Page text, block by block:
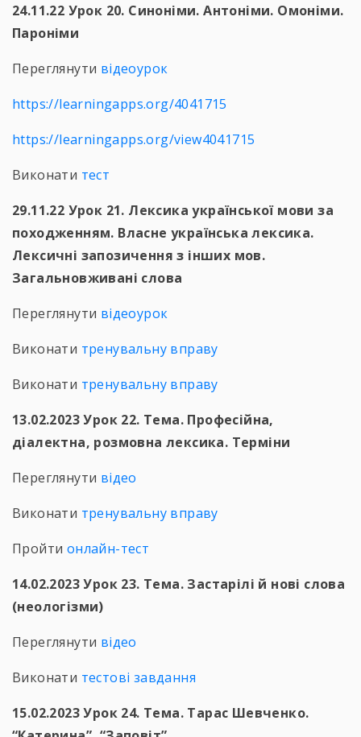
24.11.22 Урок 20. Синоніми. Антоніми. Омоніми.
Пароніми
Переглянути відеоурок
https://learningapps.org/4041715
https://learningapps.org/view4041715
Виконати тест
29.11.22 Урок 21. Лексика української мови за
походженням. Власне українська лексика.
Лексичні запозичення з інших мов.
Загальновживані слова
Переглянути відеоурок
Виконати тренувальну вправу
Виконати тренувальну вправу
13.02.2023 Урок 22. Тема. Професійна,
діалектна, розмовна лексика. Терміни
Переглянути відео
Виконати тренувальну вправу
Пройти онлайн-тест
14.02.2023 Урок 23. Тема. Застарілі й нові слова
(неологізми)
Переглянути відео
Виконати тестові завдання
15.02.2023 Урок 24. Тема. Тарас Шевченко.